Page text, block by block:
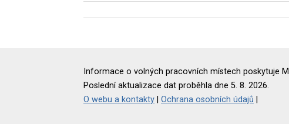
Informace o volných pracovních místech poskytuje
Poslední aktualizace dat proběhla dne 5. 8. 2026.
O webu a kontakty
Ochrana osobních údajů